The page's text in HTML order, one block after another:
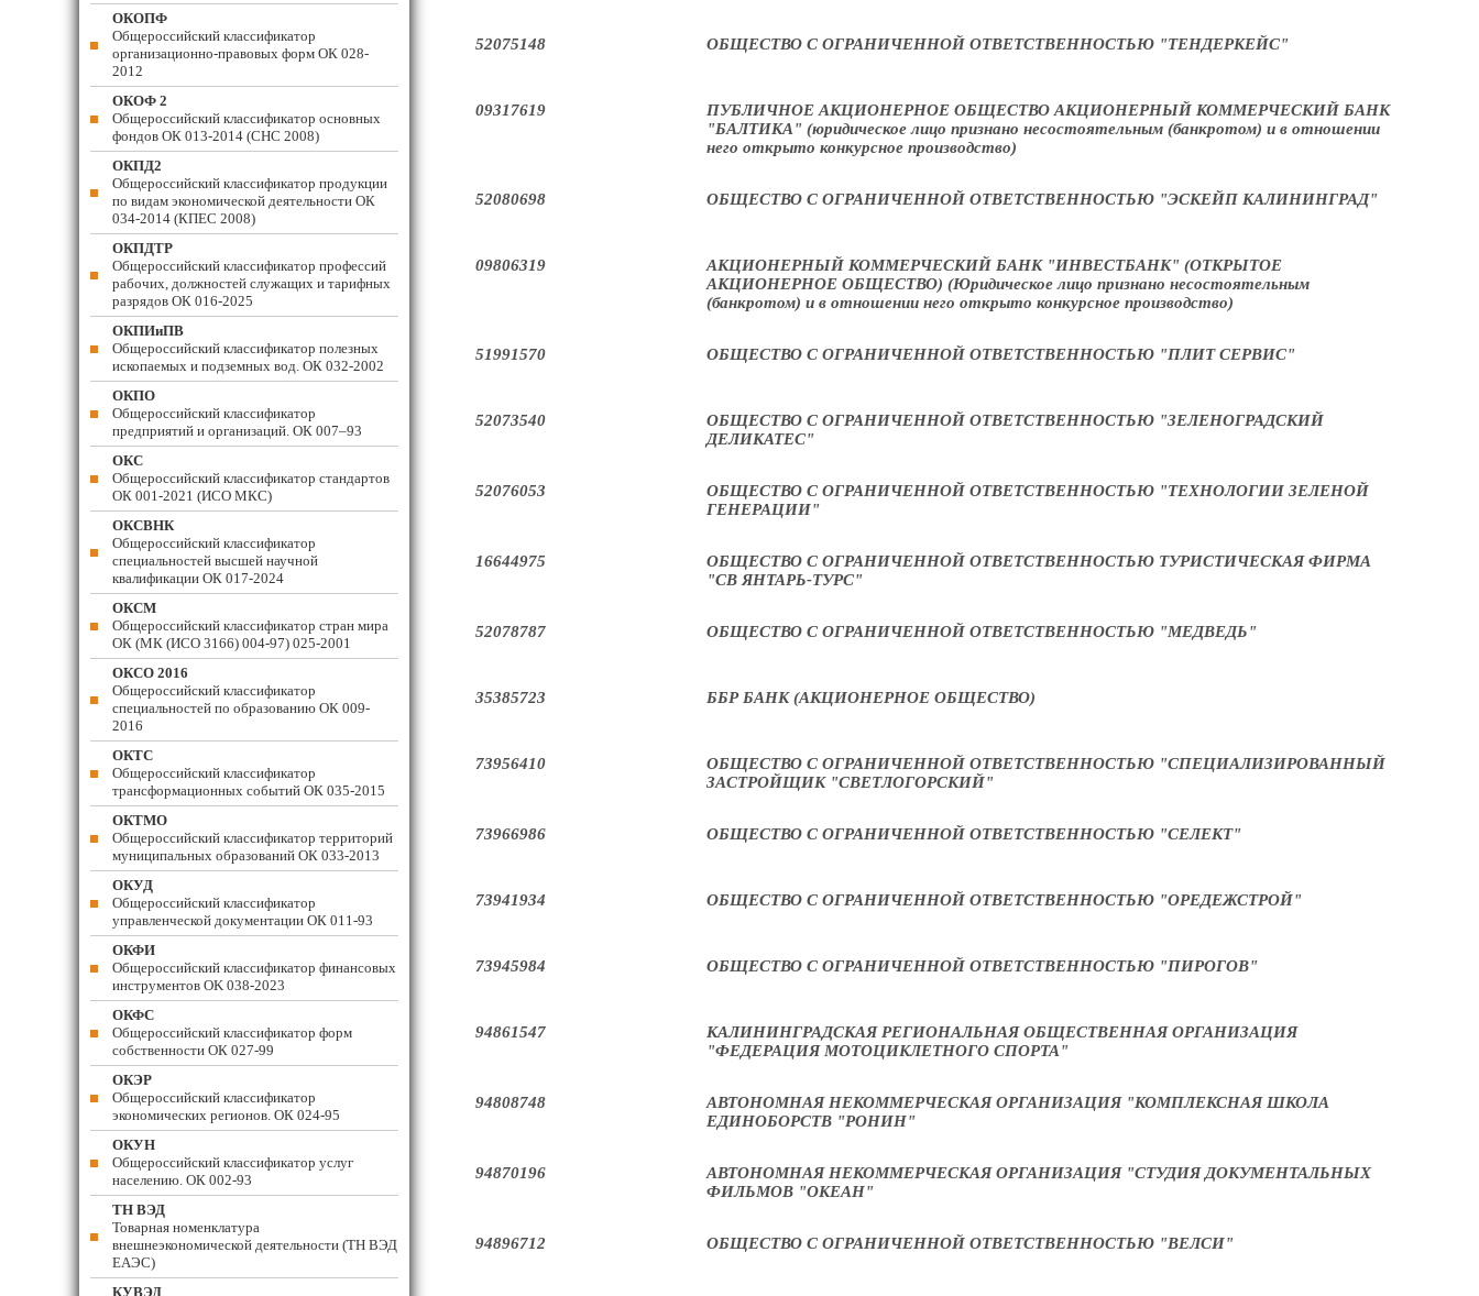
52075148 ОБЩЕСТВО С ОГРАНИЧЕННОЙ ОТВЕТСТВЕННОСТЬЮ "ТЕНДЕРКЕЙС"
09317619
ПУБЛИЧНОЕ АКЦИОНЕРНОЕ ОБЩЕСТВО АКЦИОНЕРНЫЙ КОММЕРЧЕСКИЙ БАНК
"БАЛТИКА" (юридическое лицо признано несостоятельным (банкротом) и в отношении
него открыто конкурсное производство)
52080698 ОБЩЕСТВО С ОГРАНИЧЕННОЙ ОТВЕТСТВЕННОСТЬЮ "ЭСКЕЙП КАЛИНИНГРАД"
09806319
АКЦИОНЕРНЫЙ КОММЕРЧЕСКИЙ БАНК "ИНВЕСТБАНК" (ОТКРЫТОЕ
АКЦИОНЕРНОЕ ОБЩЕСТВО) (Юридическое лицо признано несостоятельным
(банкротом) и в отношении него открыто конкурсное производство)
51991570 ОБЩЕСТВО С ОГРАНИЧЕННОЙ ОТВЕТСТВЕННОСТЬЮ "ПЛИТ СЕРВИС"
52073540
ОБЩЕСТВО С ОГРАНИЧЕННОЙ ОТВЕТСТВЕННОСТЬЮ "ЗЕЛЕНОГРАДСКИЙ
ДЕЛИКАТЕС"
52076053
ОБЩЕСТВО С ОГРАНИЧЕННОЙ ОТВЕТСТВЕННОСТЬЮ "ТЕХНОЛОГИИ ЗЕЛЕНОЙ
ГЕНЕРАЦИИ"
16644975
ОБЩЕСТВО С ОГРАНИЧЕННОЙ ОТВЕТСТВЕННОСТЬЮ ТУРИСТИЧЕСКАЯ ФИРМА
"СВ ЯНТАРЬ-ТУРС"
52078787 ОБЩЕСТВО С ОГРАНИЧЕННОЙ ОТВЕТСТВЕННОСТЬЮ "МЕДВЕДЬ"
35385723 ББР БАНК (АКЦИОНЕРНОЕ ОБЩЕСТВО)
73956410
ОБЩЕСТВО С ОГРАНИЧЕННОЙ ОТВЕТСТВЕННОСТЬЮ "СПЕЦИАЛИЗИРОВАННЫЙ
ЗАСТРОЙЩИК "СВЕТЛОГОРСКИЙ"
73966986 ОБЩЕСТВО С ОГРАНИЧЕННОЙ ОТВЕТСТВЕННОСТЬЮ "СЕЛЕКТ"
73941934 ОБЩЕСТВО С ОГРАНИЧЕННОЙ ОТВЕТСТВЕННОСТЬЮ "ОРЕДЕЖСТРОЙ"
73945984 ОБЩЕСТВО С ОГРАНИЧЕННОЙ ОТВЕТСТВЕННОСТЬЮ "ПИРОГОВ"
94861547
КАЛИНИНГРАДСКАЯ РЕГИОНАЛЬНАЯ ОБЩЕСТВЕННАЯ ОРГАНИЗАЦИЯ
"ФЕДЕРАЦИЯ МОТОЦИКЛЕТНОГО СПОРТА"
94808748
АВТОНОМНАЯ НЕКОММЕРЧЕСКАЯ ОРГАНИЗАЦИЯ "КОМПЛЕКСНАЯ ШКОЛА
ЕДИНОБОРСТВ "РОНИН"
94870196
АВТОНОМНАЯ НЕКОММЕРЧЕСКАЯ ОРГАНИЗАЦИЯ "СТУДИЯ ДОКУМЕНТАЛЬНЫХ
ФИЛЬМОВ "ОКЕАН"
94896712 ОБЩЕСТВО С ОГРАНИЧЕННОЙ ОТВЕТСТВЕННОСТЬЮ "ВЕЛСИ"
ОКОПФ
Общероссийский классификатор
организационно-правовых форм ОК 028-
2012
ОКОФ 2
Общероссийский классификатор основных
фондов ОК 013-2014 (СНС 2008)
ОКПД2
Общероссийский классификатор продукции
по видам экономической деятельности ОК
034-2014 (КПЕС 2008)
ОКПДТР
Общероссийский классификатор профессий
рабочих, должностей служащих и тарифных
разрядов ОК 016-2025
ОКПИиПВ
Общероссийский классификатор полезных
ископаемых и подземных вод. ОК 032-2002
ОКПО
Общероссийский классификатор
предприятий и организаций. ОК 007–93
ОКС
Общероссийский классификатор стандартов
ОК 001-2021 (ИСО МКС)
ОКСВНК
Общероссийский классификатор
специальностей высшей научной
квалификации ОК 017-2024
ОКСМ
Общероссийский классификатор стран мира
ОК (МК (ИСО 3166) 004-97) 025-2001
ОКСО 2016
Общероссийский классификатор
специальностей по образованию ОК 009-
2016
ОКТС
Общероссийский классификатор
трансформационных событий ОК 035-2015
ОКТМО
Общероссийский классификатор территорий
муниципальных образований ОК 033-2013
ОКУД
Общероссийский классификатор
управленческой документации ОК 011-93
ОКФИ
Общероссийский классификатор финансовых
инструментов OK 038-2023
ОКФС
Общероссийский классификатор форм
собственности ОК 027-99
ОКЭР
Общероссийский классификатор
экономических регионов. ОК 024-95
ОКУН
Общероссийский классификатор услуг
населению. ОК 002-93
ТН ВЭД
Товарная номенклатура
внешнеэкономической деятельности (ТН ВЭД
ЕАЭС)
КУВЭД